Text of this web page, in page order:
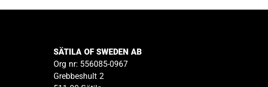
SÄTILA OF SWEDEN AB
Org nr: 556085-0967
Grebbeshult 2